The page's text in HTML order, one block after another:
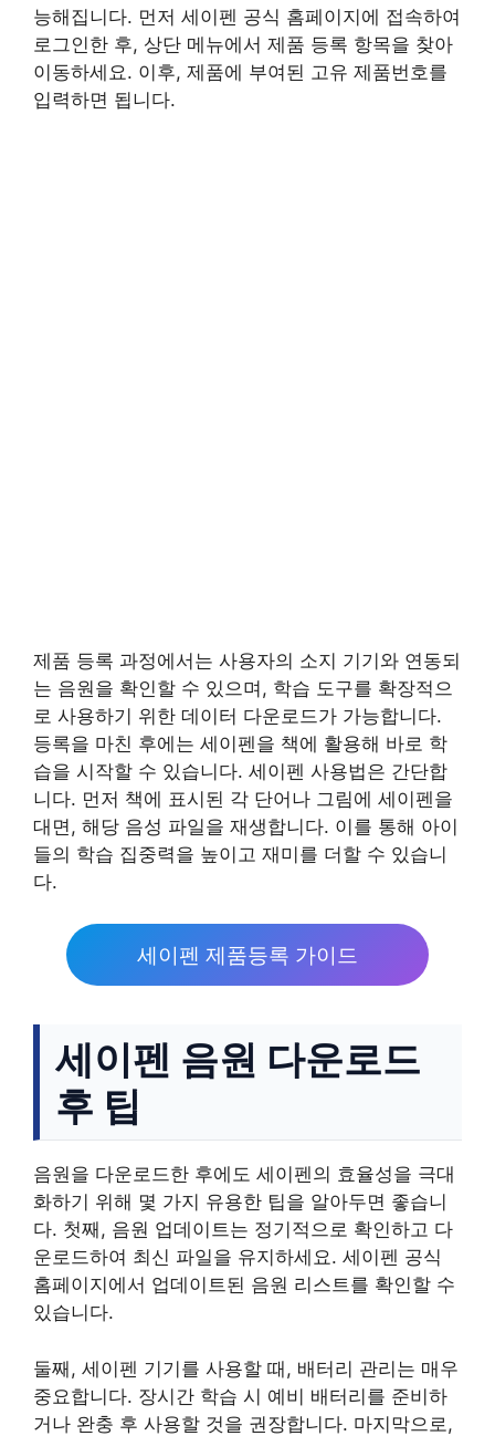
능해집니다. 먼저 세이펜 공식 홈페이지에 접속하여
로그인한 후, 상단 메뉴에서 제품 등록 항목을 찾아
이동하세요. 이후, 제품에 부여된 고유 제품번호를
입력하면 됩니다.
제품 등록 과정에서는 사용자의 소지 기기와 연동되
는 음원을 확인할 수 있으며, 학습 도구를 확장적으
로 사용하기 위한 데이터 다운로드가 가능합니다.
등록을 마친 후에는 세이펜을 책에 활용해 바로 학
습을 시작할 수 있습니다. 세이펜 사용법은 간단합
니다. 먼저 책에 표시된 각 단어나 그림에 세이펜을
대면, 해당 음성 파일을 재생합니다. 이를 통해 아이
들의 학습 집중력을 높이고 재미를 더할 수 있습니
다.
세이펜 제품등록 가이드
세이펜 음원 다운로드
후 팁
음원을 다운로드한 후에도 세이펜의 효율성을 극대
화하기 위해 몇 가지 유용한 팁을 알아두면 좋습니
다. 첫째, 음원 업데이트는 정기적으로 확인하고 다
운로드하여 최신 파일을 유지하세요. 세이펜 공식
홈페이지에서 업데이트된 음원 리스트를 확인할 수
있습니다.
둘째, 세이펜 기기를 사용할 때, 배터리 관리는 매우
중요합니다. 장시간 학습 시 예비 배터리를 준비하
거나 완충 후 사용할 것을 권장합니다. 마지막으로,